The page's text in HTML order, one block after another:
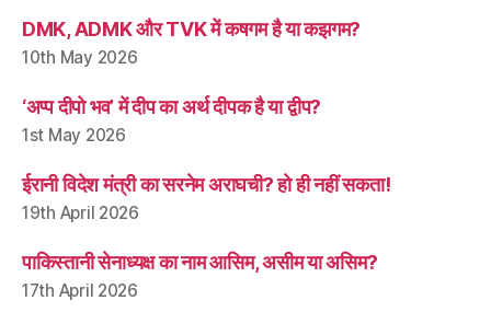
DMK, ADMK और TVK में कषगम है या कझगम?
10th May 2026
‘अप्प दीपो भव’ में दीप का अर्थ दीपक है या द्वीप?
1st May 2026
ईरानी विदेश मंत्री का सरनेम अराघची? हो ही नहीं सकता!
19th April 2026
पाकिस्तानी सेनाध्यक्ष का नाम आसिम, असीम या असिम?
17th April 2026